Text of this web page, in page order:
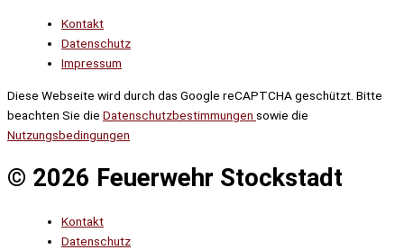
Kontakt
Datenschutz
Impressum
Diese Webseite wird durch das Google reCAPTCHA geschützt. Bitte
beachten Sie die Datenschutzbestimmungen sowie die
Nutzungsbedingungen
© 2026 Feuerwehr Stockstadt
Kontakt
Datenschutz